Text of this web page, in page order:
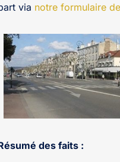
via notre formulaire
des faits :